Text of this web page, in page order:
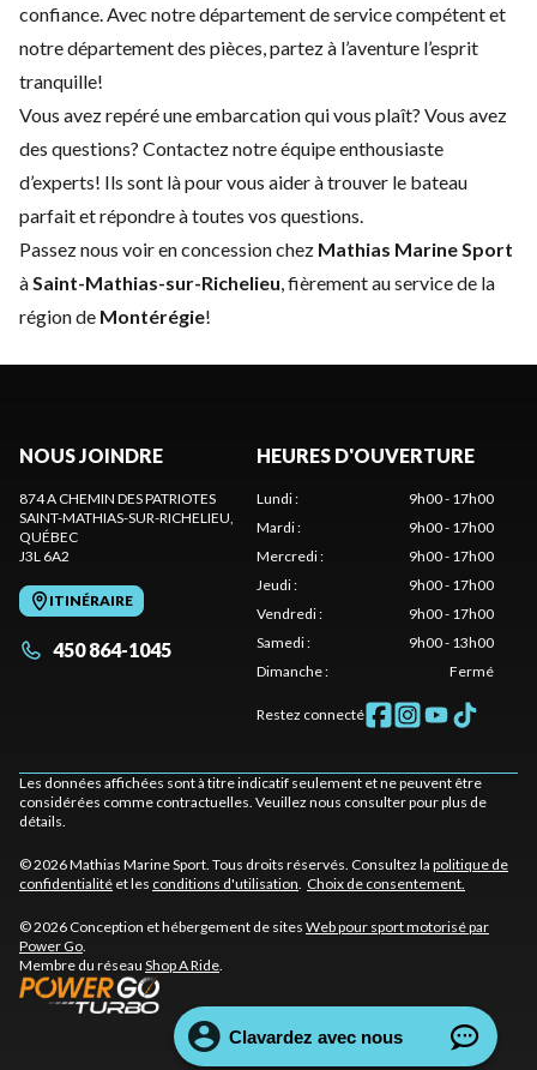
confiance. Avec notredépartement de servicecompétent et
notredépartement des pièces , partez à l’aventure l’esprit
tranquille!
Vous avez repéré une embarcation qui vous plaît? Vous avez
des questions? Contactez notre équipe enthousiaste
d’experts! Ils sont là pour vous aider à trouver le bateau
parfait et répondre à toutes vos questions.
Passez nous voir en concession chez Mathias Marine Sport
à Saint-Mathias-sur-Richelieu , fièrement au service de la
région de Montérégie!
NOUS JOINDRE
874 A CHEMIN DES PATRIOTES
SAINT-MATHIAS-SUR-RICHELIEU
QUÉBEC
J3L 6A2
ITINÉRAIRE
450 864-1045
HEURES D'OUVERTURE
Lundi:
9h00 - 17h00
Mardi:
9h00 - 17h00
Mercredi:
9h00 - 17h00
Jeudi:
9h00 - 17h00
Vendredi:
9h00 - 17h00
Samedi:
9h00 - 13h00
Dimanche: Fermé
Restez connecté
Les données affichées sont à titre indicatif seulement et ne peuvent être
considérées comme contractuelles. Veuillez nous consulter pour plus de
détails.
© 2026 Mathias Marine Sport. Tous droits réservés. Consultez la politique de
confidentialité et les conditions d'utilisation Choix de consentement.
© 2026 Conception et hébergement de sites Web pour sport motorisé par
Power Go
Membre du réseau Shop A Ride